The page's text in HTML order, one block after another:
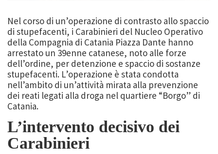
Nel corso di un’operazione di contrasto allo spaccio
di stupefacenti, i Carabinieri del Nucleo Operativo
della Compagnia di Catania Piazza Dante hanno
arrestato un 39enne catanese, noto alle forze
dell’ordine, per detenzione e spaccio di sostanze
stupefacenti. L’operazione è stata condotta
nell’ambito di un’attività mirata alla prevenzione
dei reati legati alla droga nel quartiere “Borgo” di
Catania.
L’intervento decisivo dei
Carabinieri